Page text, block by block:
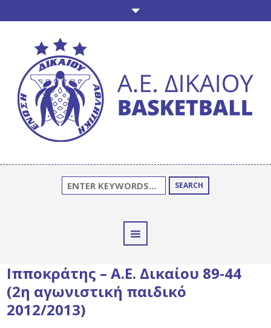
SEARCH
Ιπποκράτης – Α.Ε. Δικαίου 89-44
(2η αγωνιστική παιδικό
2012/2013)